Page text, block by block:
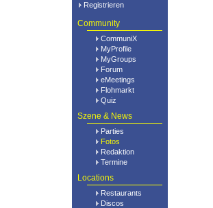
Registrieren
Community
CommuniX
MyProfile
MyGroups
Forum
eMeetings
Flohmarkt
Quiz
Szene & News
Parties
Fotos
Redaktion
Termine
Locations
Restaurants
Discos